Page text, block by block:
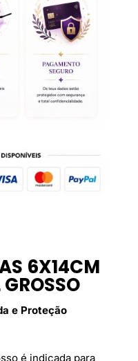
6X14CM
e Proteção
é indicada para